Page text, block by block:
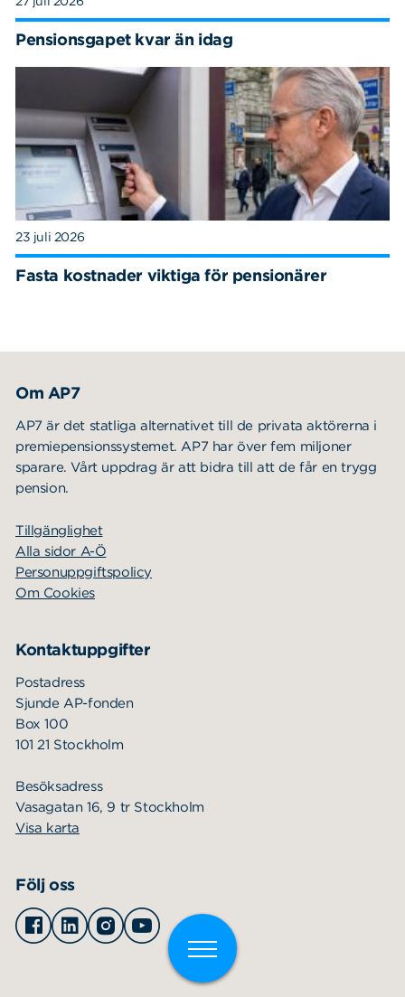
Pensionsgapet kvar än idag
23 juli 2026
Fasta kostnader viktiga för pensionärer
Om AP7
AP7 är det statliga alternativet till de privata aktörerna i
premiepensionssystemet. AP7 har över fem miljoner
sparare. Vårt uppdrag är att bidra till att de får en trygg
pension.
Tillgänglighet
Alla sidor A-Ö
Personuppgiftspolicy
Om Cookies
Kontaktuppgifter
Postadress
Sjunde AP-fonden
Box 100
101 21 Stockholm
Besöksadress
Vasagatan 16, 9 tr Stockholm
Visa karta
Följ oss
Facebook
LinkedinInstagramYoutube